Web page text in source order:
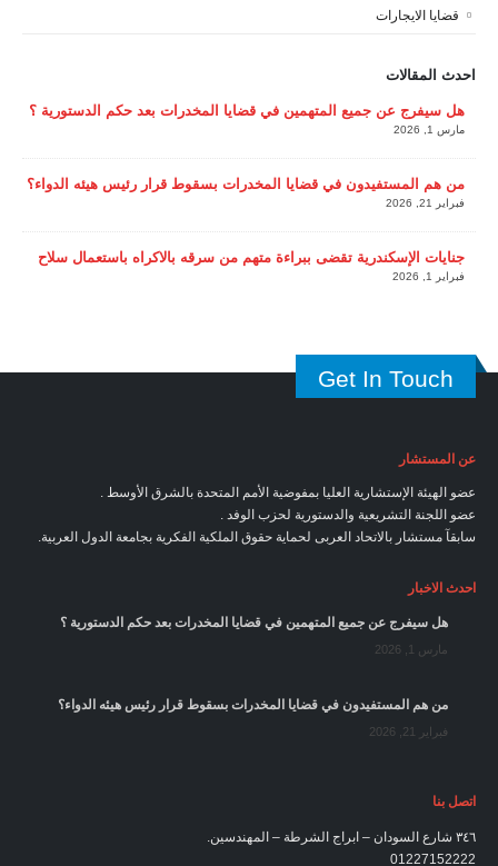
قضايا الايجارات
احدث المقالات
هل سيفرج عن جميع المتهمين في قضايا المخدرات بعد حكم الدستورية ؟
مارس 1, 2026
من هم المستفيدون في قضايا المخدرات بسقوط قرار رئيس هيئه الدواء؟
فبراير 21, 2026
جنايات الإسكندرية تقضى ببراءة متهم من سرقه بالاكراه باستعمال سلاح
فبراير 1, 2026
Get In Touch
عن المستشار
عضو الهيئة الإستشارية العليا بمفوضية الأمم المتحدة بالشرق الأوسط .
عضو اللجنة التشريعية والدستورية لحزب الوفد .
سابقآ مستشار بالاتحاد العربى لحماية حقوق الملكية الفكرية بجامعة الدول العربية.
احدث الاخبار
هل سيفرج عن جميع المتهمين في قضايا المخدرات بعد حكم الدستورية ؟
مارس 1, 2026
من هم المستفيدون في قضايا المخدرات بسقوط قرار رئيس هيئه الدواء؟
فبراير 21, 2026
اتصل بنا
٣٤٦‏ شارع السودان – ابراج الشرطة – المهندسين.
01227152222